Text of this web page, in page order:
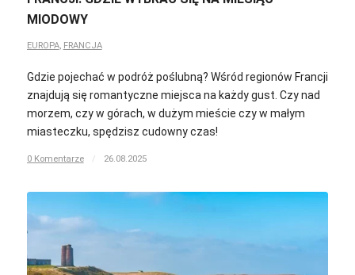
MIODOWY
EUROPA, FRANCJA
Gdzie pojechać w podróż poślubną? Wśród regionów Francji
znajdują się romantyczne miejsca na każdy gust. Czy nad
morzem, czy w górach, w dużym mieście czy w małym
miasteczku, spędzisz cudowny czas!
0 Komentarze / 26.08.2025